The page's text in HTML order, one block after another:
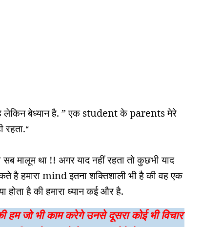
लेकिन बेध्यान है. ” एक student के parents मेरे
“
मालूम था !! अगर याद नहीं रहता तो कुछभी याद
है हमारा mind इतना शक्तिशाली भी है की वह एक
है की हमारा ध्यान कई और है.
हम जो भी काम करेगे उनसे दूसरा कोई भी विचार